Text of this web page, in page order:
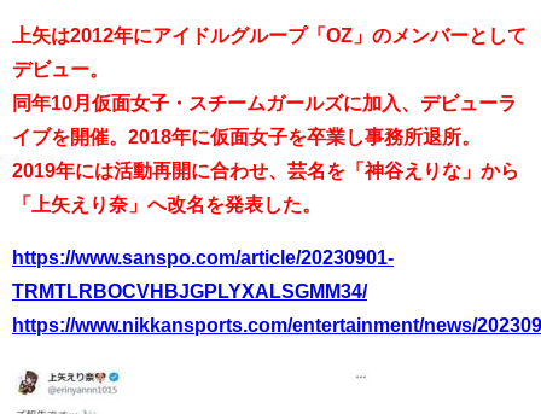
上矢は2012年にアイドルグループ「OZ」のメンバーとして
デビュー。
同年10月仮面女子・スチームガールズに加入、デビューラ
イブを開催。2018年に仮面女子を卒業し事務所退所。
2019年には活動再開に合わせ、芸名を「神谷えりな」から
「上矢えり奈」へ改名を発表した。
https://www.sanspo.com/article/20230901-
TRMTLRBOCVHBJGPLYXALSGMM34/
https://www.nikkansports.com/entertainment/news/